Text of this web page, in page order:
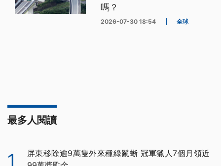
嗎？
2026-07-30 18:54 全球
最多人閱讀
1
屏東移除逾9萬隻外來種綠鬣蜥 冠軍獵人7個月領近